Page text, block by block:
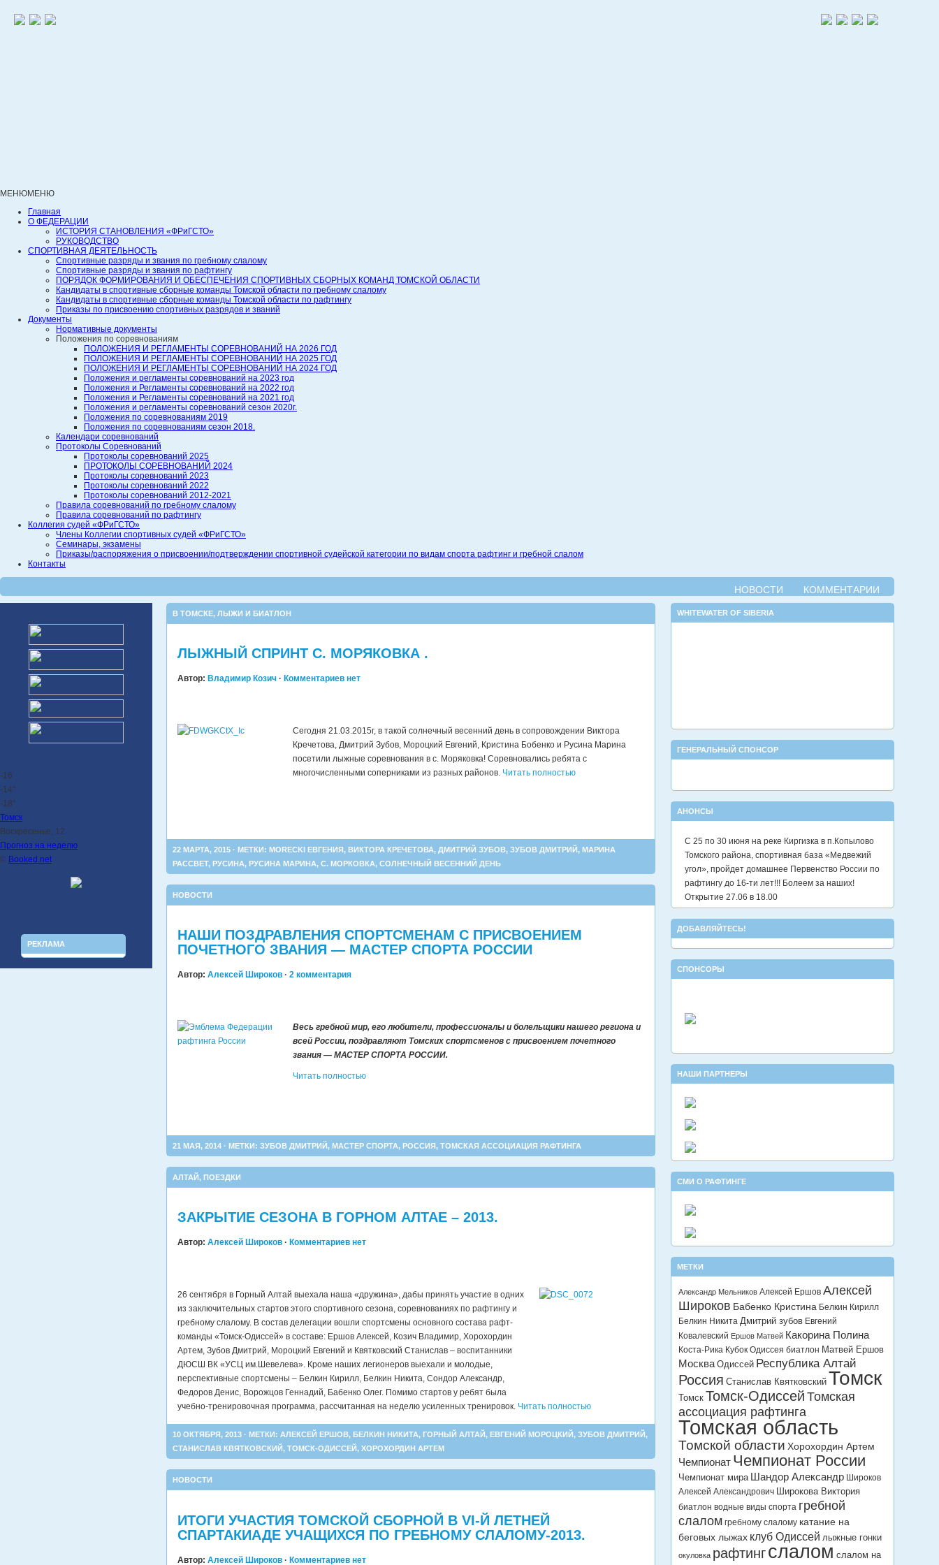
МЕНЮМЕНЮ
Главная
О ФЕДЕРАЦИИ
ИСТОРИЯ СТАНОВЛЕНИЯ «ФРиГСТО»
РУКОВОДСТВО
СПОРТИВНАЯ ДЕЯТЕЛЬНОСТЬ
Спортивные разряды и звания по гребному слалому
Спортивные разряды и звания по рафтингу
ПОРЯДОК ФОРМИРОВАНИЯ И ОБЕСПЕЧЕНИЯ СПОРТИВНЫХ СБОРНЫХ КОМАНД ТОМСКОЙ ОБЛАСТИ
Кандидаты в спортивные сборные команды Томской области по гребному слалому
Кандидаты в спортивные сборные команды Томской области по рафтингу
Приказы по присвоению спортивных разрядов и званий
Документы
Нормативные документы
Положения по соревнованиям
ПОЛОЖЕНИЯ И РЕГЛАМЕНТЫ СОРЕВНОВАНИЙ НА 2026 ГОД
ПОЛОЖЕНИЯ И РЕГЛАМЕНТЫ СОРЕВНОВАНИЙ НА 2025 ГОД
ПОЛОЖЕНИЯ И РЕГЛАМЕНТЫ СОРЕВНОВАНИЙ НА 2024 ГОД
Положения и регламенты соревнований на 2023 год
Положения и Регламенты соревнований на 2022 год
Положения и Регламенты соревнований на 2021 год
Положения и регламенты соревнований сезон 2020г.
Положения по соревнованиям 2019
Положения по соревнованиям сезон 2018.
Календари соревнований
Протоколы Соревнований
Протоколы соревнований 2025
ПРОТОКОЛЫ СОРЕВНОВАНИЙ 2024
Протоколы соревнований 2023
Протоколы соревнований 2022
Протоколы соревнований 2012-2021
Правила соревнований по гребному слалому
Правила соревнований по рафтингу
Коллегия судей «ФРиГСТО»
Члены Коллегии спортивных судей «ФРиГСТО»
Семинары, экзамены
Приказы/распоряжения о присвоении/подтверждении спортивной судейской категории по видам спорта рафтинг и гребной слалом
Контакты
НОВОСТИ КОММЕНТАРИИ
-16
-14°
-18°
Томск
Воскресенье, 12
Прогноз на неделю
© Booked.net
РЕКЛАМА
В ТОМСКЕ, ЛЫЖИ И БИАТЛОН
ЛЫЖНЫЙ СПРИНТ С. МОРЯКОВКА .
Автор: Владимир Козич · Комментариев нет
Сегодня 21.03.2015г, в такой солнечный весенний день в сопровождении Виктора
Кречетова, Дмитрий Зубов, Мороцкий Евгений, Кристина Бобенко и Русина Марина
посетили лыжные соревнования в с. Моряковка! Соревновались ребята с
многочисленными соперниками из разных районов. Читать полностью
22 МАРТА, 2015 · МЕТКИ: MORECKI ЕВГЕНИЯ, ВИКТОРА КРЕЧЕТОВА, ДМИТРИЙ ЗУБОВ, ЗУБОВ ДМИТРИЙ, МАРИНА
РАССВЕТ, РУСИНА, РУСИНА МАРИНА, С. МОРКОВКА, СОЛНЕЧНЫЙ ВЕСЕННИЙ ДЕНЬ
НОВОСТИ
НАШИ ПОЗДРАВЛЕНИЯ СПОРТСМЕНАМ С ПРИСВОЕНИЕМ
ПОЧЕТНОГО ЗВАНИЯ — МАСТЕР СПОРТА РОССИИ
Автор: Алексей Широков · 2 комментария
Весь гребной мир, его любители, профессионалы и болельщики нашего региона и
всей России, поздравляют Томских спортсменов с присвоением почетного
звания — МАСТЕР СПОРТА РОССИИ.
Читать полностью
21 МАЯ, 2014 · МЕТКИ: ЗУБОВ ДМИТРИЙ, МАСТЕР СПОРТА, РОССИЯ, ТОМСКАЯ АССОЦИАЦИЯ РАФТИНГА
АЛТАЙ, ПОЕЗДКИ
ЗАКРЫТИЕ СЕЗОНА В ГОРНОМ АЛТАЕ – 2013.
Автор: Алексей Широков · Комментариев нет
26 сентября в Горный Алтай выехала наша «дружина», дабы принять участие в одних
из заключительных стартов этого спортивного сезона, соревнованиях по рафтингу и
гребному слалому. В состав делегации вошли спортсмены основного состава рафт-
команды «Томск-Одиссей» в составе: Ершов Алексей, Козич Владимир, Хорохордин
Артем, Зубов Дмитрий, Мороцкий Евгений и Квятковский Станислав – воспитанники
ДЮСШ ВК «УСЦ им.Шевелева». Кроме наших легионеров выехали и молодые,
перспективные спортсмены – Белкин Кирилл, Белкин Никита, Сондор Александр,
Федоров Денис, Ворожцов Геннадий, Бабенко Олег. Помимо стартов у ребят была
учебно-тренировочная программа, рассчитанная на неделю усиленных тренировок. Читать полностью
10 ОКТЯБРЯ, 2013 · МЕТКИ: АЛЕКСЕЙ ЕРШОВ, БЕЛКИН НИКИТА, ГОРНЫЙ АЛТАЙ, ЕВГЕНИЙ МОРОЦКИЙ, ЗУБОВ ДМИТРИЙ,
СТАНИСЛАВ КВЯТКОВСКИЙ, ТОМСК-ОДИССЕЙ, ХОРОХОРДИН АРТЕМ
НОВОСТИ
ИТОГИ УЧАСТИЯ ТОМСКОЙ СБОРНОЙ В VI-Й ЛЕТНЕЙ
СПАРТАКИАДЕ УЧАЩИХСЯ ПО ГРЕБНОМУ СЛАЛОМУ-2013.
Автор: Алексей Широков · Комментариев нет
WHITEWATER OF SIBERIA
ГЕНЕРАЛЬНЫЙ СПОНСОР
АНОНСЫ
С 25 по 30 июня на реке Киргизка в п.Копылово
Томского района, спортивная база «Медвежий
угол», пройдет домашнее Первенство России по
рафтингу до 16-ти лет!!! Болеем за наших!
Открытие 27.06 в 18.00
ДОБАВЛЯЙТЕСЬ!
СПОНСОРЫ
НАШИ ПАРТНЕРЫ
СМИ О РАФТИНГЕ
МЕТКИ
Александр Мельников Алексей Ершов Алексей
Широков Бабенко Кристина Белкин Кирилл
Белкин Никита Дмитрий зубов Евгений
Ковалевский Ершов Матвей Какорина Полина
Коста-Рика Кубок Одиссея биатлон Матвей Ершов
Москва Одиссей Республика Алтай
Россия Станислав Квятковский Томск
Томск Томск-Одиссей Томская
ассоциация рафтинга
Томская область
Томской области Хорохордин Артем
Чемпионат Чемпионат России
Чемпионат мира Шандор Александр Широков
Алексей Александрович Широкова Виктория
биатлон водные виды спорта гребной
слалом гребному слалому катание на
беговых лыжах клуб Одиссей лыжные гонки
окуловка рафтингслалом слалом на